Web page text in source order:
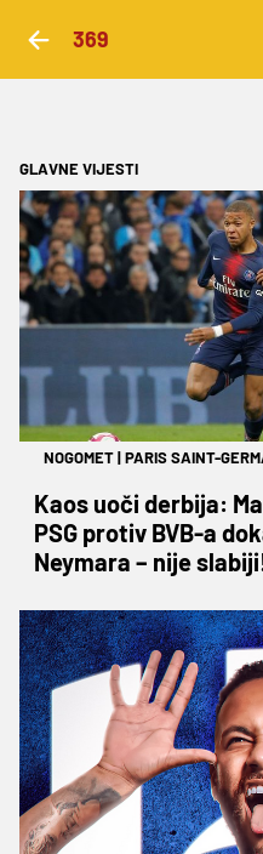
369
GLAVNE VIJESTI
NOGOMET|PARIS SAINT-
Kaos uoči derbija:
PSG protiv BVB-a
Neymara – nije